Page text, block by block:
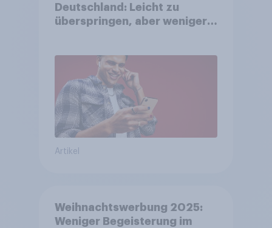
Deutschland: Leicht zu
überspringen, aber weniger
Artikel
Weihnachtswerbung 2025:
Weniger Begeisterung im